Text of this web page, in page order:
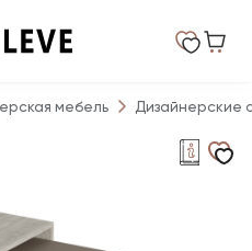
мебель Дизайнерские